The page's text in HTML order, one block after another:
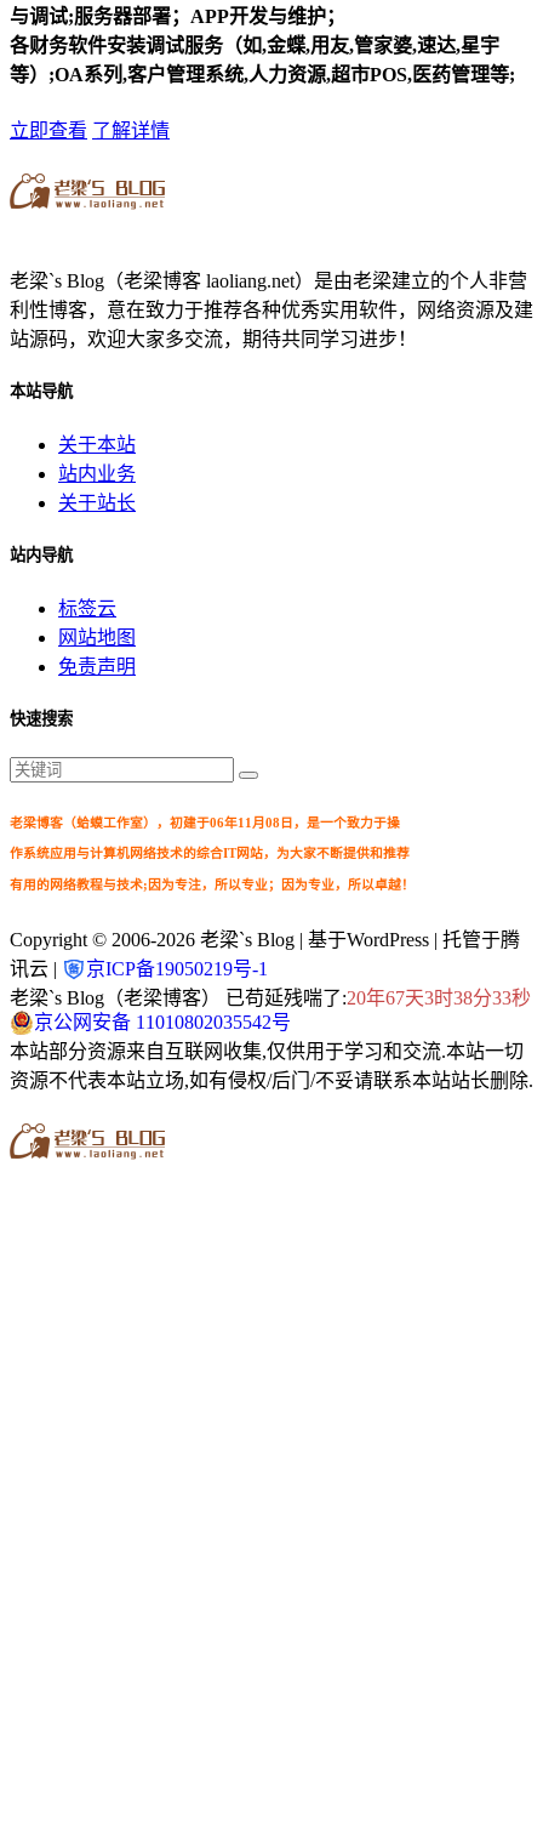
与调试;服务器部署；APP开发与维护；
各财务软件安装调试服务（如,金蝶,用友,管家婆,速达,星宇
等）;OA系列,客户管理系统,人力资源,超市POS,医药管理等;
立即查看 了解详情
老梁`s Blog（老梁博客 laoliang.net）是由老梁建立的个人非营
利性博客，意在致力于推荐各种优秀实用软件，网络资源及建
站源码，欢迎大家多交流，期待共同学习进步！
本站导航
关于本站
站内业务
关于站长
站内导航
标签云
网站地图
免责声明
快速搜索
老梁博客（蛤蟆工作室），初建于06年11月08日，是一个致力于操
作系统应用与计算机网络技术的综合IT网站，为大家不断提供和推荐
有用的网络教程与技术;因为专注，所以专业；因为专业，所以卓越！
Copyright © 2006-2026 老梁`s Blog | 基于WordPress | 托管于腾
讯云 |
京ICP备19050219号-1
老梁`s Blog（老梁博客） 已苟延残喘了:20年67天3时38分34秒
京公网安备 11010802035542号
本站部分资源来自互联网收集,仅供用于学习和交流.本站一切
资源不代表本站立场,如有侵权/后门/不妥请联系本站站长删除.